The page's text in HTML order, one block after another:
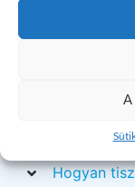
A
Lefolyó
Ismételt
Hogyan